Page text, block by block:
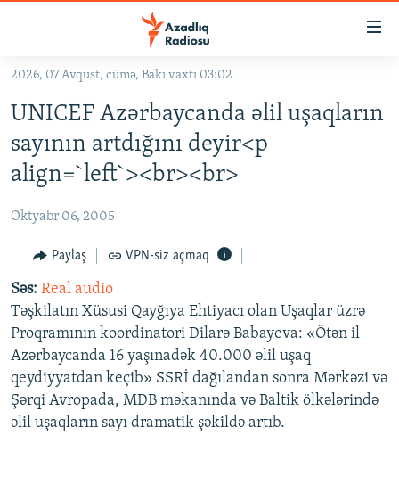
Əsas
qayıt
Əsas
naviqasiyaya
qayıt
Axtarışa
KORRUPSIOMETR
#ƏSLINDƏ
FƏRQƏ BAX
QANUNI DOĞRU
ARAŞDIRMA
MULTIMEDIA
VIDEO
FOTOQALEREYA
İNFOQRAFIKA
RADIO ARXIV
OXU ZALI
AZƏRBAYCAN ƏDƏBIYYATI KITABXANASI
HAQQIMIZDA
MISSIYAMIZ
BIZI IZLƏ
2026, 07 Avqust, cümə, Bakı vaxtı 03:02
UNICEF Azərbaycanda əlil uşaqların
sayının artdığını deyir<p
align=`left`><br><br>
Oktyabr 06, 2005
Paylaş VPN-siz açmaq
Səs: Real audio
Təşkilatın Xüsusi Qayğıya Ehtiyacı olan Uşaqlar üzrə
Proqramının koordinatori Dilarə Babayeva: «Ötən il
Azərbaycanda 16 yaşınadək 40.000 əlil uşaq
qeydiyyatdan keçib» SSRİ dağılandan sonra Mərkəzi və
Şərqi Avropada, MDB məkanında və Baltik ölkələrində
əlil uşaqların sayı dramatik şəkildə artıb.